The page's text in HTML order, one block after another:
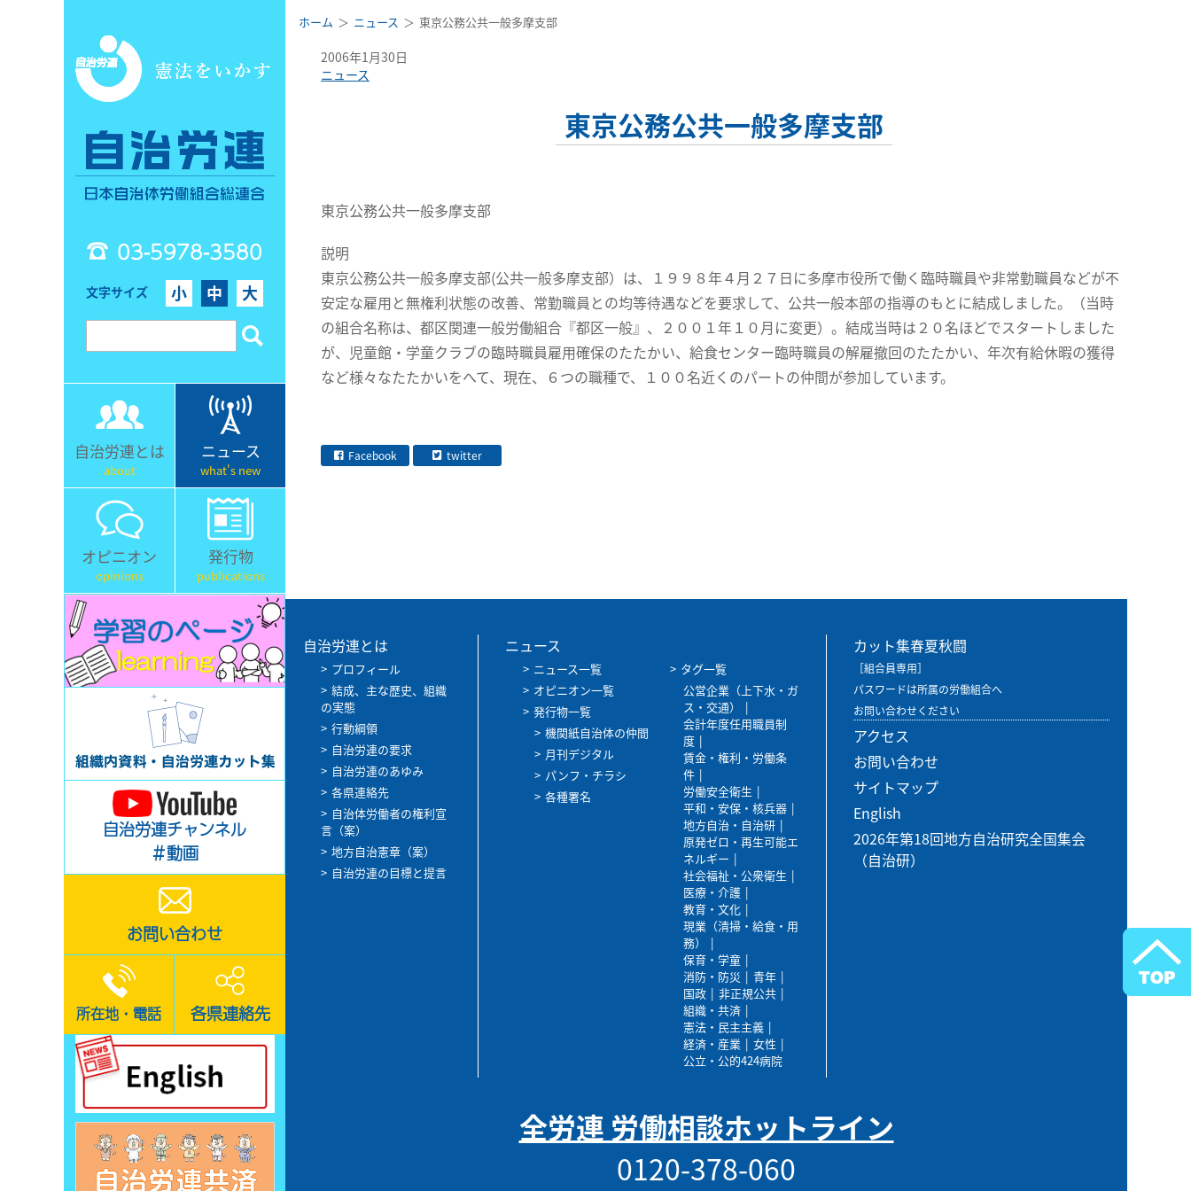
03-5978-3580
文字サイズ 小 中 大
自治労連とは
about
ニュース
what's new
オピニオン
opinions
発行物
publications
自治労連チャンネル
＃動画
お問い合わせ
所在地・電話 各県連絡先
ホーム ニュース 東京公務公共一般多摩支部
2006年1月30日
ニュース
東京公務公共一般多摩支部
東京公務公共一般多摩支部
説明
東京公務公共一般多摩支部(公共一般多摩支部）は、１９９８年４月２７日に多摩市役所で働く臨時職員や非常勤職員などが不
安定な雇用と無権利状態の改善、常勤職員との均等待遇などを要求して、公共一般本部の指導のもとに結成しました。（当時
の組合名称は、都区関連一般労働組合『都区一般』、２００１年１０月に変更）。結成当時は２０名ほどでスタートしました
が、児童館・学童クラブの臨時職員雇用確保のたたかい、給食センター臨時職員の解雇撤回のたたかい、年次有給休暇の獲得
など様々なたたかいをへて、現在、６つの職種で、１００名近くのパートの仲間が参加しています。
Facebook twitter
自治労連とは
プロフィール
結成、主な歴史、組織
の実態
行動綱領
自治労連の要求
自治労連のあゆみ
各県連絡先
自治体労働者の権利宣
言（案）
地方自治憲章（案）
自治労連の目標と提言
ニュース
ニュース一覧
オピニオン一覧
発行物一覧
機関紙自治体の仲間
月刊デジタル
パンフ・チラシ
各種署名
タグ一覧
公営企業（上下水・ガ
ス・交通）
会計年度任用職員制
度
賃金・権利・労働条
件
労働安全衛生
平和・安保・核兵器
地方自治・自治研
原発ゼロ・再生可能エ
ネルギー
社会福祉・公衆衛生
医療・介護
教育・文化
現業（清掃・給食・用
務）
保育・学童
消防・防災
青年
国政
非正規公共
組織・共済
憲法・民主主義
経済・産業
女性
公立・公的424病院
カット集春夏秋闘
［組合員専用］
パスワードは所属の労働組合へ
お問い合わせください
アクセス
お問い合わせ
サイトマップ
English
2026年第18回地方自治研究全国集会
（自治研）
全労連 労働相談ホットライン
0120-378-060